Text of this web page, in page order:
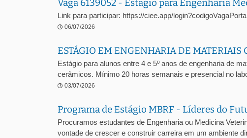
Vaga 6139052 - Estágio para Engenharia
Link para participar: https://ciee.app/
06/07/2026
ESTÁGIO EM ENGENHARIA DE MATERIAIS
Estágio para alunos entre 4 e 5º anos de engenharia de
cerâmicos. Mínimo 20 horas semanais e presencial no
03/07/2026
Programa de Estágio MBRF - Líderes do
Procuramos estudantes de Engenharia ou Medicina
vontade de crescer e construir carreira em um ambiente